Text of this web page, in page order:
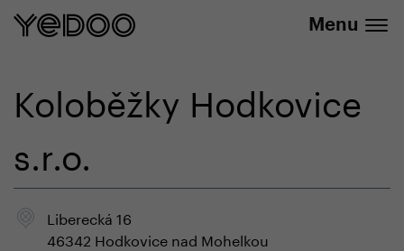
Menu
Koloběžky Hodkovice
s.r.o.
Liberecká 16
46342 Hodkovice nad Mohelkou